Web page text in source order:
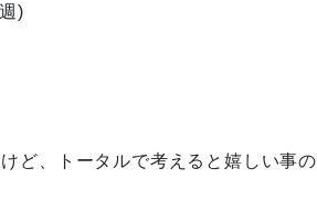
)
ど、トータルで考えると嬉しい事